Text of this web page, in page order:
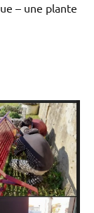
– une plante